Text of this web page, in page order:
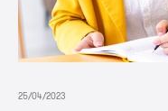
25/04/2023